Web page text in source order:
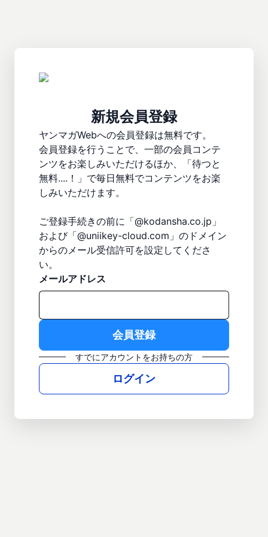
新規会員登録
ヤンマガWebへの会員登録は無料です。
会員登録を行うことで、一部の会員コンテ
ンツをお楽しみいただけるほか、「待つと
無料....！」で毎日無料でコンテンツをお楽
しみいただけます。
ご登録手続きの前に「@kodansha.co.jp」
および「@uniikey-cloud.com」のドメイン
からのメール受信許可を設定してくださ
い。
メールアドレス
すでにアカウントをお持ちの方